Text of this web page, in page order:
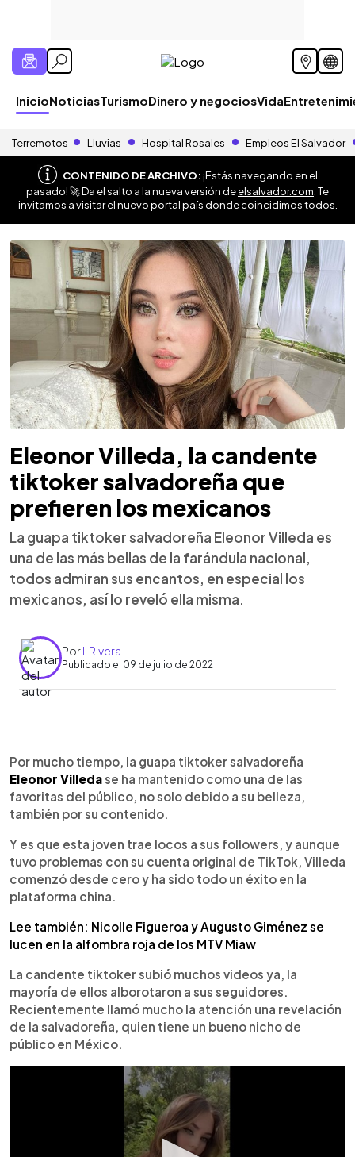
InicioNoticiasTurismoDinero y negociosVida
Terremotos Lluvias Hospital Rosales Empleos El Salvador
CONTENIDO DE ARCHIVO:¡Estás navegando en el
pasado! 🚀 Da el salto a la nueva versión deelsalvador.com . Te
invitamos a visitar el nuevo portal país donde coincidimos todos.
Eleonor Villeda, la candente
tiktoker salvadoreña que
prefieren los mexicanos
La guapa tiktoker salvadoreña Eleonor Villeda es
una de las más bellas de la farándula nacional,
todos admiran sus encantos, en especial los
mexicanos, así lo reveló ella misma.
PorI. Rivera
Publicado el 09 de julio de 2022
► Escuchar artículo
Por mucho tiempo, la guapa tiktoker salvadoreña
Eleonor Villedase ha mantenido como una de las
favoritas del público, no solo debido a su belleza,
también por su contenido.
Y es que esta joven trae locos a sus followers, y aunque
tuvo problemas con su cuenta original de TikTok, Villeda
comenzó desde cero y ha sido todo un éxito en la
plataforma china.
Lee también: Nicolle Figueroa y Augusto Giménez se
lucen en la alfombra roja de los MTV Miaw
La candente tiktoker subió muchos videos ya, la
mayoría de ellos alborotaron a sus seguidores.
Recientemente llamó mucho la atención una revelación
de la salvadoreña, quien tiene un bueno nicho de
público en México.